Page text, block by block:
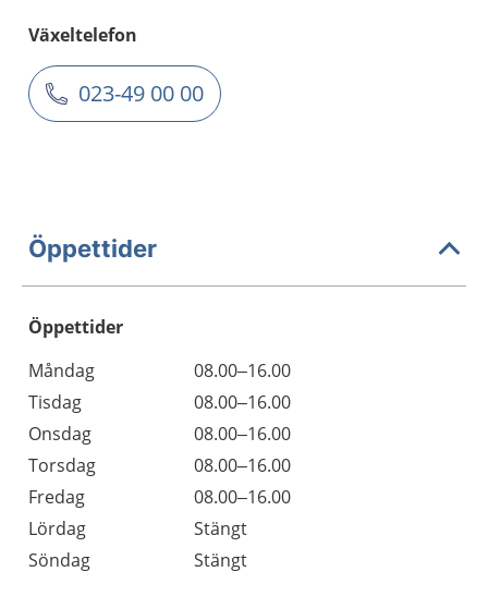
Växeltelefon
023-49 00 00
Öppettider
Öppettider
Dag
Öppettider
Kommentarer
Måndag
08.00–16.00
Tisdag
08.00–16.00
Onsdag
08.00–16.00
Torsdag
08.00–16.00
Fredag
08.00–16.00
Lördag
Stängt
Söndag
Stängt